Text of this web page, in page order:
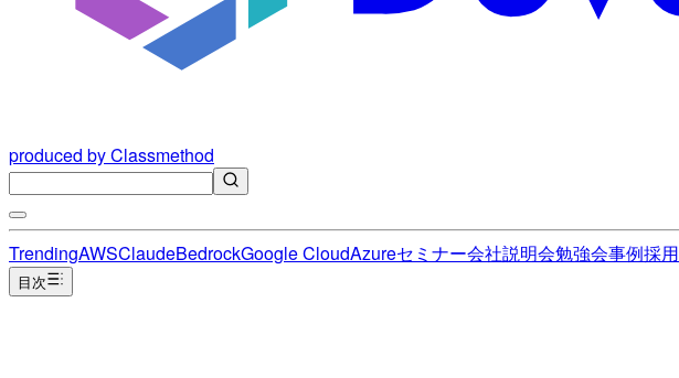
produced by Classmethod
TrendingAWSClaudeBedrockGoogle CloudAzureセミナー会社説明会勉強会事例採用
目次